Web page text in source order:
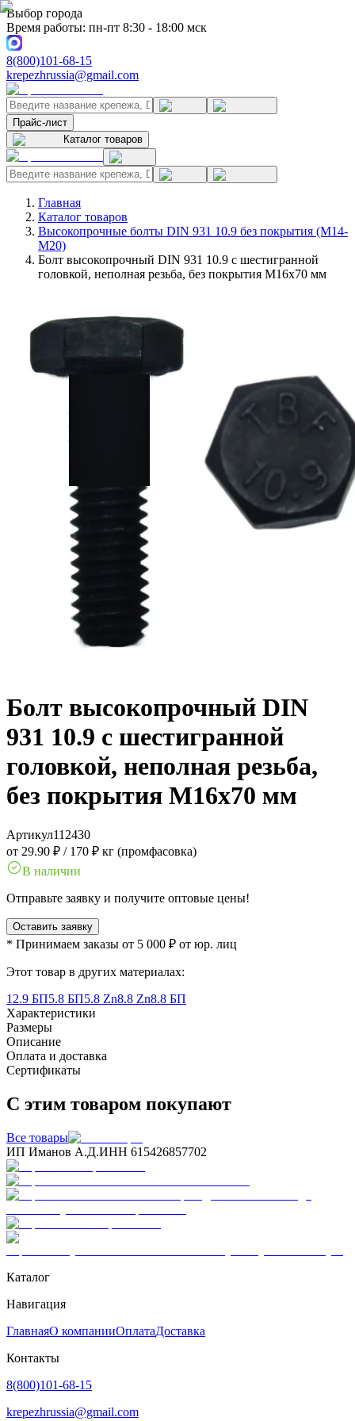
Выбор города
Время работы: пн-пт 8:30 - 18:00 мск
8(800)101-68-15
krepezhrussia@gmail.com
Прайс-лист
Каталог товаров
Главная
Каталог товаров
Высокопрочные болты DIN 931 10.9 без покрытия (M14-
M20)
Болт высокопрочный DIN 931 10.9 с шестигранной
головкой, неполная резьба, без покрытия M16x70 мм
Болт высокопрочный DIN
931 10.9 с шестигранной
головкой, неполная резьба,
без покрытия M16x70 мм
Артикул112430
от 29.90 ₽ / 170 ₽ кг (промфасовка)
В наличии
Отправьте заявку и получите оптовые цены!
Оставить заявку
* Принимаем заказы от 5 000 ₽ от юр. лиц
Этот товар в других материалах:
12.9 БП5.8 БП5.8 Zn8.8 Zn8.8 БП
Характеристики
Размеры
Описание
Оплата и доставка
Сертификаты
С этим товаром покупают
Все товары
ИП Иманов А.Д.ИНН 615426857702
Каталог
Навигация
ГлавнаяО компанииОплатаДоставка
Контакты
8(800)101-68-15
krepezhrussia@gmail.com